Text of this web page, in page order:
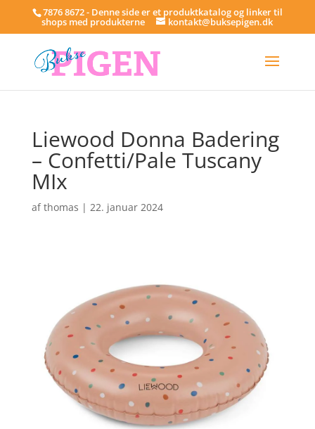
7876 8672 - Denne side er et produktkatalog og linker til
shops med produkterne kontakt@buksepigen.dk
Liewood Donna Badering
– Confetti/Pale Tuscany
MIx
afthomas | 22. januar 2024